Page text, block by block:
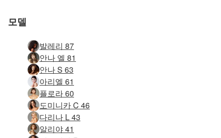
모델
발레리 87
안나 엘 81
안나 S 63
아리엘 61
플로라 60
도미니카 C 46
다리나 L 43
알리야 41